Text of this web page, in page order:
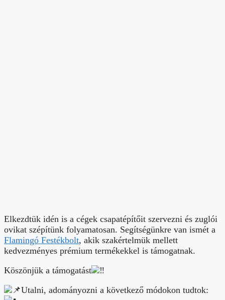
Elkezdtük idén is a cégek csapatépítőit szervezni és zuglói
ovikat szépítünk folyamatosan. Segítségünkre van ismét a
Flamingó Festékbolt, akik szakértelmük mellett
kedvezményes prémium termékekkel is támogatnak.
Köszönjük a támogatást
Utalni, adományozni a következő módokon tudtok: